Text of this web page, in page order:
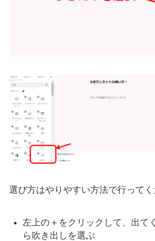
選び方はやりやすい方法で行ってく
左上の＋をクリックして、出て
ら吹き出しを選ぶ